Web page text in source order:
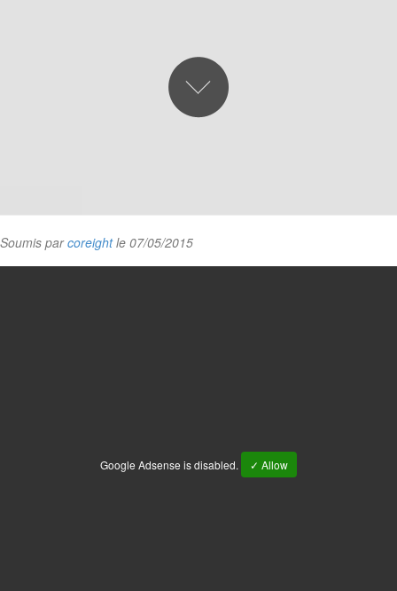
Soumis parcoreightle 07/05/2015
Google Adsense is disabled. ✓ Allow